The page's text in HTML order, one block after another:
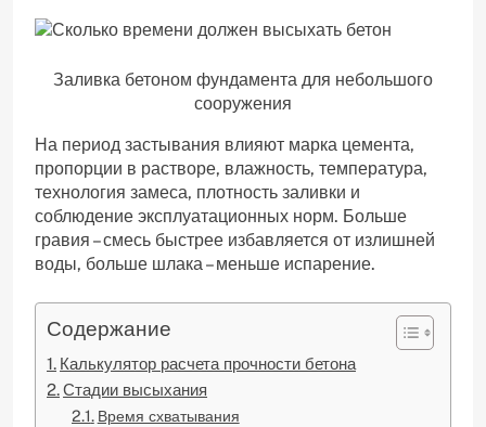
Заливка бетоном фундамента для небольшого
сооружения
На период застывания влияют марка цемента,
пропорции в растворе, влажность, температура,
технология замеса, плотность заливки и
соблюдение эксплуатационных норм. Больше
гравия – смесь быстрее избавляется от излишней
воды, больше шлака – меньше испарение.
Содержание
Калькулятор расчета прочности бетона
Стадии высыхания
Время схватывания